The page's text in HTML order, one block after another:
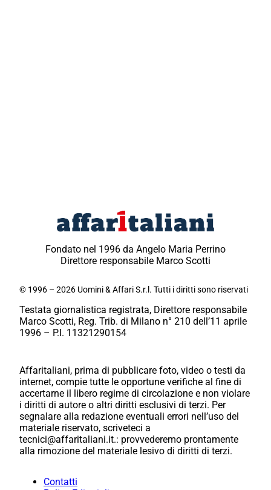
Fondato nel 1996 da Angelo Maria Perrino
Direttore responsabile Marco Scotti
© 1996 – 2026 Uomini & Affari S.r.l. Tutti i diritti sono riservati
Testata giornalistica registrata, Direttore responsabile
Marco Scotti, Reg. Trib. di Milano n° 210 dell’11 aprile
1996 – P.I. 11321290154
Affaritaliani, prima di pubblicare foto, video o testi da
internet, compie tutte le opportune verifiche al fine di
accertarne il libero regime di circolazione e non violare
i diritti di autore o altri diritti esclusivi di terzi. Per
segnalare alla redazione eventuali errori nell’uso del
materiale riservato, scriveteci a
tecnici@affaritaliani.it.: provvederemo prontamente
alla rimozione del materiale lesivo di diritti di terzi.
Contatti